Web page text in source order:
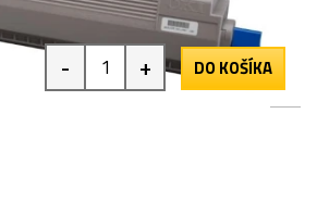
- + DO KOŠÍKA